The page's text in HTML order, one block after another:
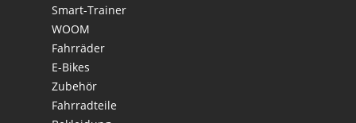
Smart-Trainer
WOOM
Fahrräder
E-Bikes
Zubehör
Fahrradteile